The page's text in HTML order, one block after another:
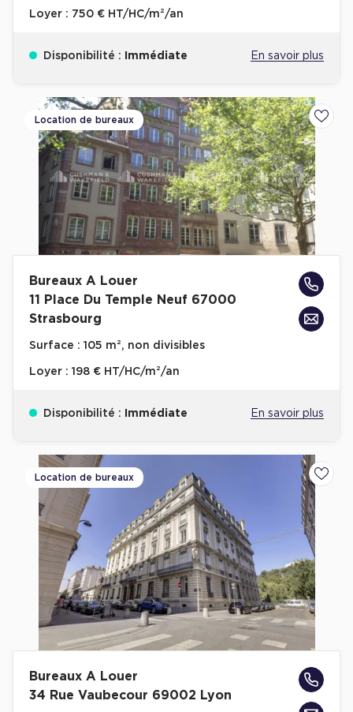
Loyer : 750 € HT/HC/m²/an
Disponibilité : Immédiate En savoir plus
Location de bureaux
Bureaux A Louer
11 Place Du Temple Neuf 67000
Strasbourg
Surface : 105 m², non divisibles
Loyer : 198 € HT/HC/m²/an
Disponibilité : Immédiate En savoir plus
Location de bureaux
Bureaux A Louer
34 Rue Vaubecour 69002 Lyon